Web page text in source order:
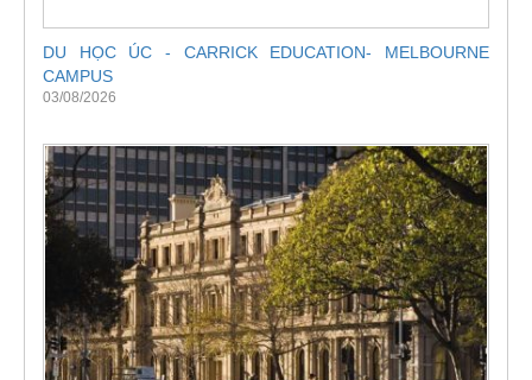
DU HỌC ÚC - CARRICK EDUCATION- MELBOURNE
CAMPUS
03/08/2026